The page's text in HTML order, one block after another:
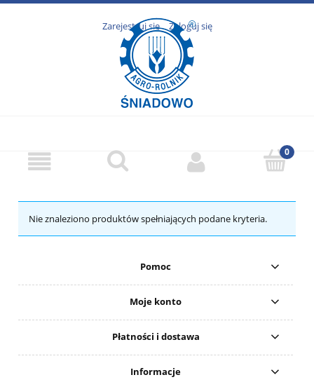
Zarejestruj się Zaloguj się
Nie znaleziono produktów spełniających podane kryteria.
Pomoc
Moje konto
Płatności i dostawa
Informacje